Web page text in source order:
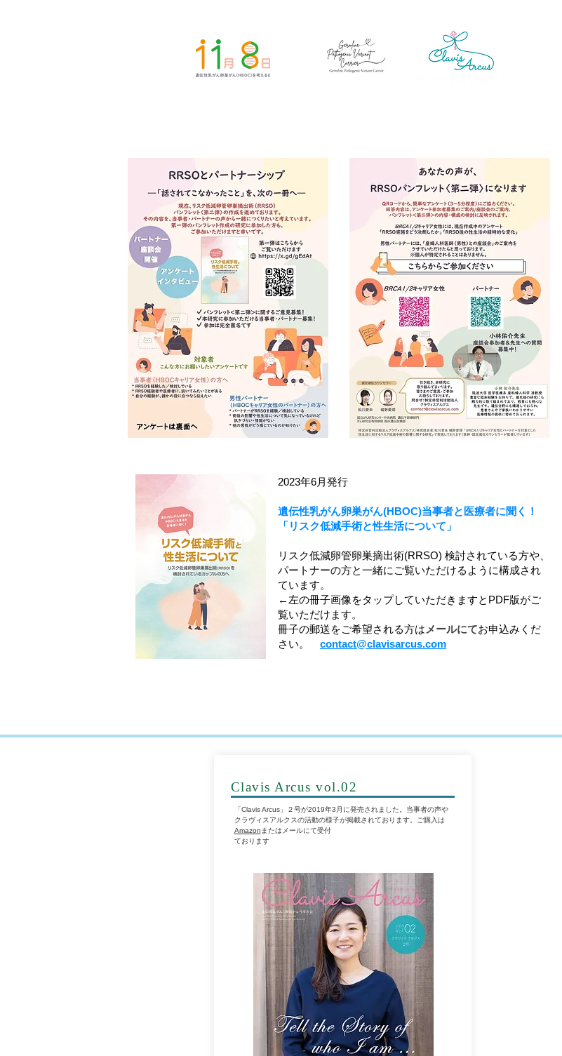
2023年6月発行
遺伝性乳がん卵巣がん(HBOC)当事者と医療者に聞く！
「リスク低減手術と性生活について」
リスク低減卵管卵巣摘出術(RRSO) 検討されている方や、
パートナーの方と一緒にご覧いただけるように構成され
ています。
←左の冊子画像をタップしていただきますとPDF版がご
覧いただけます。
冊子の郵送をご希望される方は メールにてお申込みくだ
さい。 contact@clavisarcus.com
Clavis Arcus vol.02
「Clavis Arcus」２号が2019年3月に発売されました。当事者の声や
クラヴィスアルクスの活動の様子が掲載されております。ご購入は
Amazon またはメールにて受付
ております